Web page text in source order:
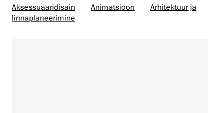
Aksessuaaridisain
Animatsioon
Arhitektuur ja
linnaplaneerimine